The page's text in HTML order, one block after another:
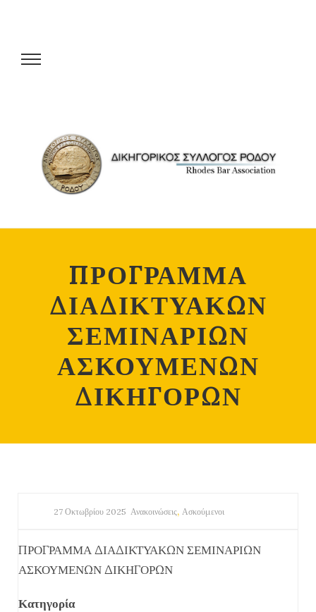
ΠΡΟΓΡΑΜΜΑ
ΔΙΑΔΙΚΤΥΑΚΩΝ
ΣΕΜΙΝΑΡΙΩΝ
ΑΣΚΟΥΜΕΝΩΝ
ΔΙΚΗΓΟΡΩΝ
27 Οκτωβρίου 2025 Ανακοινώσεις, Ασκούμενοι
ΠΡΟΓΡΑΜΜΑ ΔΙΑΔΙΚΤΥΑΚΩΝ ΣΕΜΙΝΑΡΙΩΝ
ΑΣΚΟΥΜΕΝΩΝ ΔΙΚΗΓΟΡΩΝ
Κατηγορία